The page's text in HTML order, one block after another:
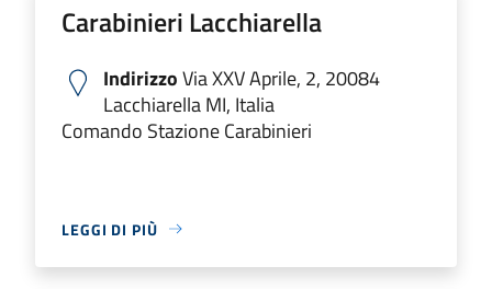
Carabinieri Lacchiarella
IndirizzoVia XXV Aprile, 2, 20084
Lacchiarella MI, Italia
Comando Stazione Carabinieri
LEGGI DI PIÙ